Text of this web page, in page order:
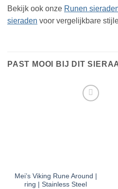
Bekijk ook onze Runen
sieraden voor vergelijkbare
PAST MOOI BIJ DIT
Toevoegen
Mei’s Viking Rune Around |
ring | Stainless Steel